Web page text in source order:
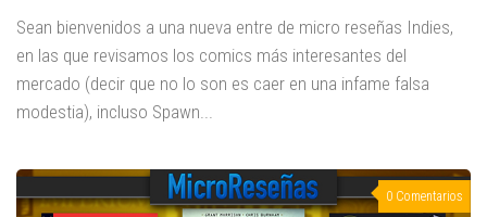
Sean bienvenidos a una nueva entre de micro reseñas Indies,
en las que revisamos los comics más interesantes del
mercado (decir que no lo son es caer en una infame falsa
modestia), incluso Spawn...
0 Comentarios